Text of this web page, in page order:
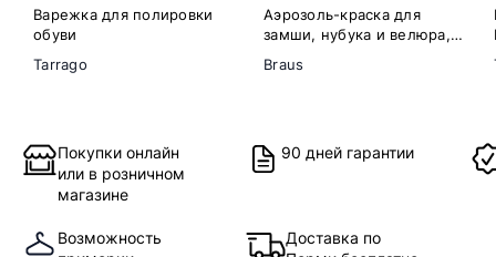
Варежка для полировки
обуви
Tarrago
Аэрозоль-краска для
замши, нубука и велюра,
Braus
Покупки онлайн
или в розничном
магазине
90 дней гарантии
Возможность
Доставка по